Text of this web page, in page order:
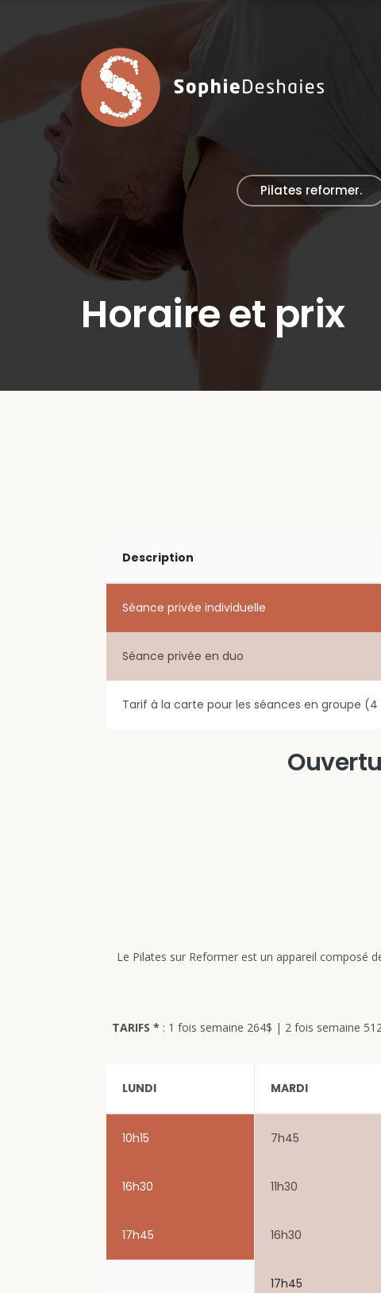
Pilates reformer.
Horaire et prix
Description
Séance privée individuelle
Séance privée en duo
Tarif à la carte pour les séances en groupe (4
Le Pilates sur Reformer est un appareil composé
TARIFS * : 1 fois semaine 264$ | 2 fois semaine
LUNDI MARDI
10h15 7h45
16h30 11h30
17h45 16h30
17h45